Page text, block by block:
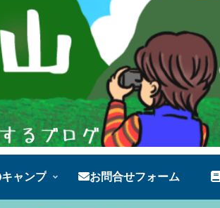
キャンプ お問合せフォーム